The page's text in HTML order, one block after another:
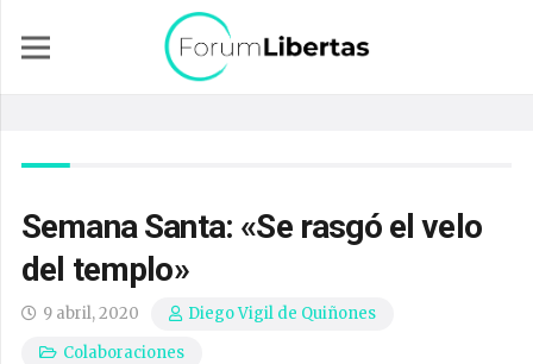
Semana Santa: «Se rasgó el velo
del templo»
9 abril, 2020
Diego Vigil de Quiñones
Colaboraciones